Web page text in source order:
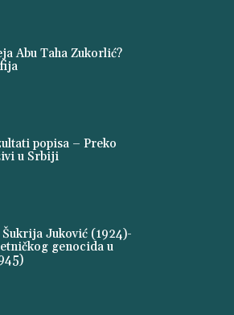
Abu Taha Zukorlić?
popisa – Preko
u Srbiji
Juković (1924)-
genocida u